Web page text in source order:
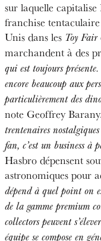
sur laquelle
franchise
Unis dans les Toy Fair
marchandent à des
qui est toujours
encore beaucoup aux
particulièrement des
note Geoffrey Barany.
trentenaires
fan, c’est un business à
Hasbro dépensent
astronomiques pour
dépend à quel point on
de la gamme premium
collectors peuvent
équipe se compose en